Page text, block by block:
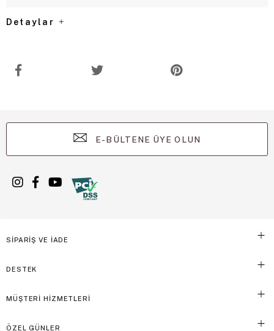
Detaylar
E-BÜLTENE ÜYE OLUN
SİPARİŞ VE İADE
DESTEK
MÜŞTERİ HİZMETLERİ
ÖZEL GÜNLER